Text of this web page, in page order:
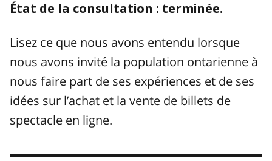
État de la consultation : terminée.
Lisez ce que nous avons entendu lorsque
nous avons invité la population ontarienne à
nous faire part de ses expériences et de ses
idées sur l’achat et la vente de billets de
spectacle en ligne.